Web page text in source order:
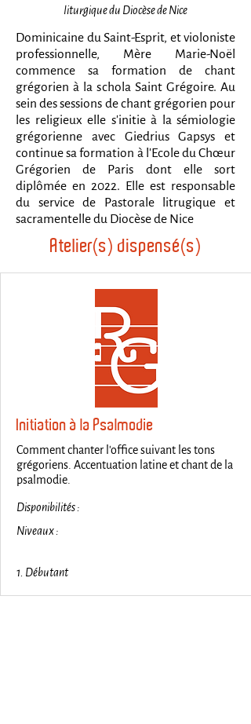
liturgique du Diocèse de Nice
Dominicaine du Saint-Esprit, et violoniste
professionnelle, Mère Marie-Noël
commence sa formation de chant
grégorien à la schola Saint Grégoire. Au
sein des sessions de chant grégorien pour
les religieux elle s'initie à la sémiologie
grégorienne avec Giedrius Gapsys et
continue sa formation à l'Ecole du Chœur
Grégorien de Paris dont elle sort
diplômée en 2022. Elle est responsable
du service de Pastorale litrugique et
sacramentelle du Diocèse de Nice
Atelier(s) dispensé(s)
Initiation à la Psalmodie
Comment chanter l'office suivant les tons
grégoriens. Accentuation latine et chant de la
psalmodie.
Disponibilités :
Niveaux :
1. Débutant